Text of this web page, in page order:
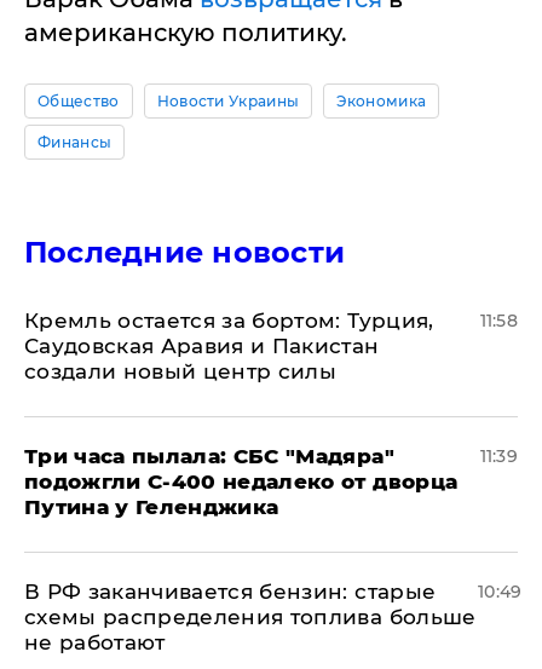
американскую политику.
Общество Новости Украины Экономика
Финансы
Последние новости
​Кремль остается за бортом: Турция,
Саудовская Аравия и Пакистан
создали новый центр силы
11:58
Три часа пылала: СБС "Мадяра"
подожгли С-400 недалеко от дворца
Путина у Геленджика
11:39
​В РФ заканчивается бензин: старые
схемы распределения топлива больше
не работают
10:49